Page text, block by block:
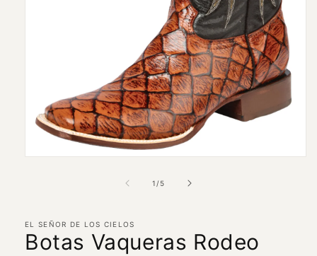
ventana
modal
1 /de
5
EL SEÑOR DE LOS CIELOS
Botas Vaqueras Rodeo